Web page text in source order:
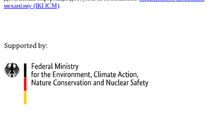
механізму (IKI ICM).